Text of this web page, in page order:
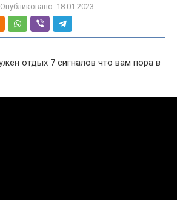
Опубликовано: 18.01.2023